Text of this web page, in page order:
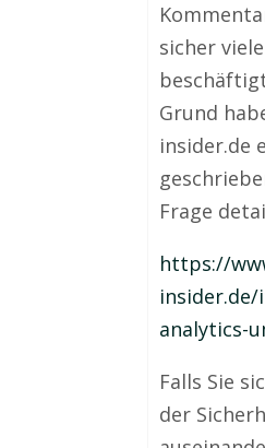
sicher
Grund
insider.de
Frage
https://
analytics-
Falls Sie
der